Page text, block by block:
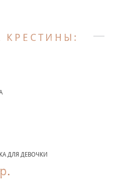
КРЕСТИНЫ:
ДЛЯ ДЕВОЧКИ